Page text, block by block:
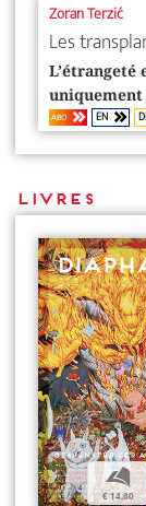
Zoran Terzić
Les
L’étrangeté
ABO EN
Livres
b
€ 14,80